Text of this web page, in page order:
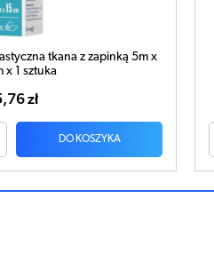
tkana z zapinką 5m x
x 1 sztuka
zł
DO KOSZYKA